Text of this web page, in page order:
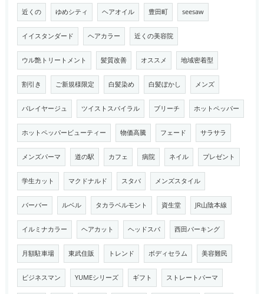
近くの ゆめシティ ヘアオイル 豊田町 seesaw
イイスタンダード ヘアカラー 近くの美容院
ウル艶トリートメント 髪質改善 オススメ 地域密着型
割引き ご新規様限定 白髪染め 白髪ぼかし メンズ
バレイヤージュ ツイストスパイラル ブリーチ ホットペッパー
ホットペッパービューティー 物価高騰 フェード サラサラ
メンズパーマ 道の駅 カフェ 病院 ネイル プレゼント
学生カット マクドナルド スタバ メンズスタイル
バーバー ルベル タカラベルモント 資生堂 JR山陰本線
イルミナカラー ヘアカット ヘッドスパ 西田パーキング
月額駐車場 東武住販 トレンド ボディセラム 美容難民
ビジネスマン YUMEシリーズ ギフト ストレートパーマ